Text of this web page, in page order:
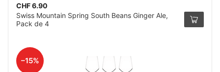
CHF 6.90
Swiss Mountain Spring South Beans Ginger Ale,
Pack de 4
–15%